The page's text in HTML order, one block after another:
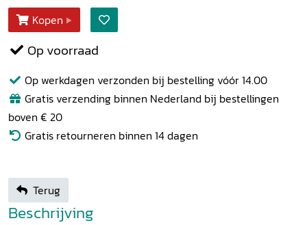
Kopen
Op voorraad
Op werkdagen verzonden bij bestelling vóór 14.00
Gratis verzending binnen Nederland bij bestellingen
boven € 20
Gratis retourneren binnen 14 dagen
Terug
Beschrijving